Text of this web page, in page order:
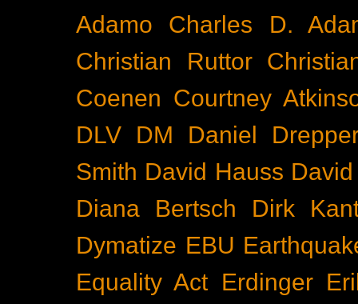
Adamo
Charles D.
Christian Ruttor
Coenen Courtney
DLV
DM
Daniel
Smith David Hauss
Diana Bertsch
Dirk
Dymatize EBU
Equality Act Erdinger